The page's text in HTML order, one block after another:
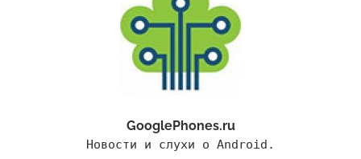
GooglePhones.ru
Новости и слухи о Android.